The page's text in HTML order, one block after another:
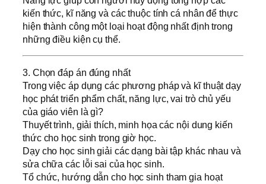
kiến thức, kĩ năng và các thuộc tính cá nhân để thực
hiện thành công một loại hoạt động nhất định trong
những điều kiện cụ thể.
3. Chọn đáp án đúng nhất
Trong việc áp dụng các phương pháp và kĩ thuật dạy
học phát triển phẩm chất, năng lực, vai trò chủ yếu
của giáo viên là gì?
Thuyết trình, giải thích, minh họa các nội dung kiến
thức cho học sinh trong giờ học.
Dạy cho học sinh giải các dạng bài tập khác nhau và
sửa chữa các lỗi sai của học sinh.
Tổ chức, hướng dẫn cho học sinh tham gia hoạt